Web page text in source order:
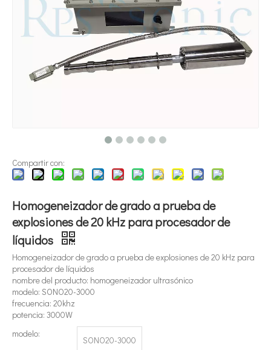
¿Qué es la tecnología de dispersión de pigmentos ultrasónica?
Actualmente, la investigación sobre la extracción de antioxidantes
¿Qué es la tecnología de extracción de té ultrasónica?
Actualmente, la investigación sobre la extracción de antioxidantes y
Compartir con:
Homogeneizador de grado a prueba de
explosiones de 20 kHz para procesador de
líquidos
Homogeneizador de grado a prueba de explosiones de 20 kHz para
procesador de líquidos
nombre del producto: homogeneizador ultrasónico
modelo: SONO20-3000
frecuencia: 20khz
potencia: 3000W
modelo:
SONO20-3000